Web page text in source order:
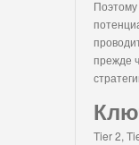
Поэтому
прежде
Tier 2,